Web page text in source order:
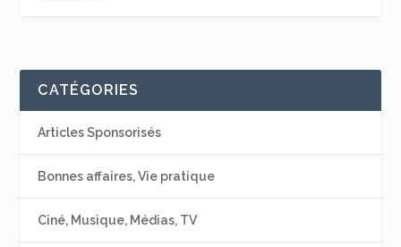
CATÉGORIES
Articles Sponsorisés
Bonnes affaires, Vie pratique
Ciné, Musique, Médias, TV